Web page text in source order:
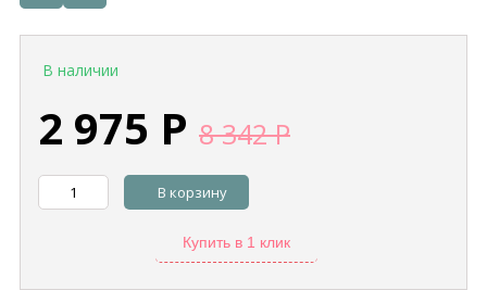
В наличии
2 975 Р 8 342Р
В корзину
Купить в 1 клик